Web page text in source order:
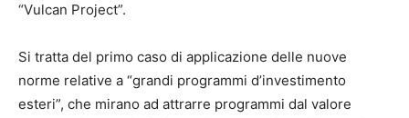
“Vulcan Project”.
Si tratta del primo caso di applicazione delle nuove
norme relative a “grandi programmi d’investimento
esteri”, che mirano ad attrarre programmi dal valore